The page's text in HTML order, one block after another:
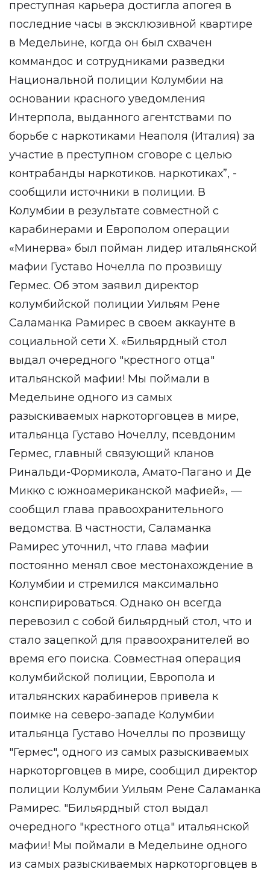
преступная карьера достигла апогея в
последние часы в эксклюзивной квартире
в Медельине, когда он был схвачен
коммандос и сотрудниками разведки
Национальной полиции Колумбии на
основании красного уведомления
Интерпола, выданного агентствами по
борьбе с наркотиками Неаполя (Италия) за
участие в преступном сговоре с целью
контрабанды наркотиков. наркотиках”, -
сообщили источники в полиции. В
Колумбии в результате совместной с
карабинерами и Европолом операции
«Минерва» был пойман лидер итальянской
мафии Густаво Ночелла по прозвищу
Гермес. Об этом заявил директор
колумбийской полиции Уильям Рене
Саламанка Рамирес в своем аккаунте в
социальной сети X. «Бильярдный стол
выдал очередного "крестного отца"
итальянской мафии! Мы поймали в
Медельине одного из самых
разыскиваемых наркоторговцев в мире,
итальянца Густаво Ночеллу, псевдоним
Гермес, главный связующий кланов
Ринальди-Формикола, Амато-Пагано и Де
Микко с южноамериканской мафией», —
сообщил глава правоохранительного
ведомства. В частности, Саламанка
Рамирес уточнил, что глава мафии
постоянно менял свое местонахождение в
Колумбии и стремился максимально
конспирироваться. Однако он всегда
перевозил с собой бильярдный стол, что и
стало зацепкой для правоохранителей во
время его поиска. Совместная операция
колумбийской полиции, Европола и
итальянских карабинеров привела к
поимке на северо-западе Колумбии
итальянца Густаво Ночеллы по прозвищу
"Гермес", одного из самых разыскиваемых
наркоторговцев в мире, сообщил директор
полиции Колумбии Уильям Рене Саламанка
Рамирес. "Бильярдный стол выдал
очередного "крестного отца" итальянской
мафии! Мы поймали в Медельине одного
из самых разыскиваемых наркоторговцев в